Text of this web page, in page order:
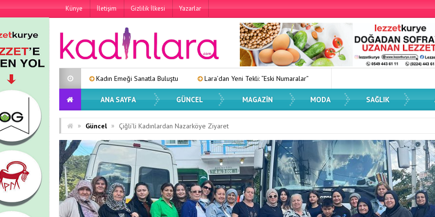
Künye İletişim Gizlilik İlkesi Yazarlar
Kadın Emeği Sanatla Buluştu Lara’dan Yeni Tekli: “Eski Numaralar” Kadın Dostu Kentler Eğitimi Düzenlendi Spor
ANA SAYFA GÜNCEL MAGAZIN MODA SAĞLIK
» Güncel » Çiğli’li Kadınlardan Nazarköye Ziyaret